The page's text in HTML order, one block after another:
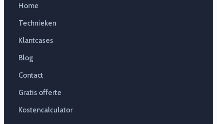
Home
Technieken
Klantcases
Blog
Contact
Gratis offerte
Kostencalculator